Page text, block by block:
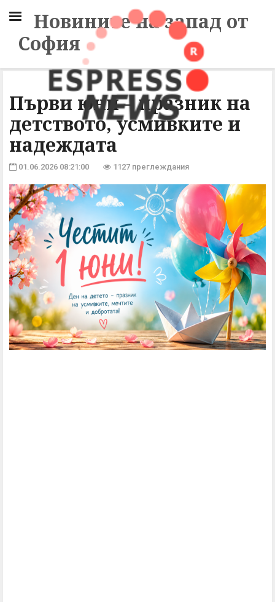
Новините на запад от
София
Първи юни – празник на
детството, усмивките и
надеждата
01.06.2026 08:21:00 1127 преглеждания